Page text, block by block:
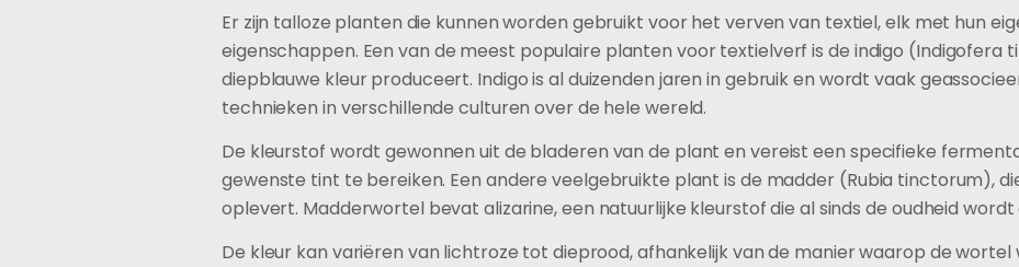
Er zijn talloze planten die kunnen worden gebruikt voor het verven van textiel, elk met hun
eigenschappen. Een van de meest populaire planten voor textielverf is de indigo (Indigofera
diepblauwe kleur produceert. Indigo is al duizenden jaren in gebruik en wordt vaak
technieken in verschillende culturen over de hele wereld.
De kleurstof wordt gewonnen uit de bladeren van de plant en vereist een specifieke
gewenste tint te bereiken. Een andere veelgebruikte plant is de madder (Rubia tinctorum),
oplevert. Madderwortel bevat alizarine, een natuurlijke kleurstof die al sinds de oudheid
De kleur kan variëren van lichtroze tot dieprood, afhankelijk van de manier waarop de